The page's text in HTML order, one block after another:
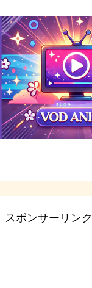
スポンサーリンク